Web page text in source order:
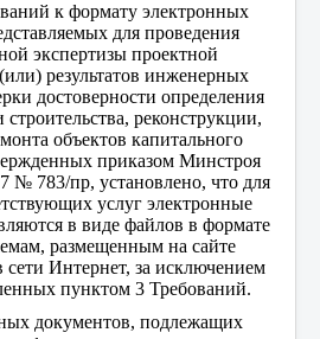
к формату электронных
для проведения
экспертизы проектной
результатов инженерных
достоверности определения
реконструкции,
объектов капитального
приказом Минстроя
№ 783/пр, установлено, что для
услуг электронные
в виде файлов в формате
размещенным на сайте
Интернет, за исключением
пунктом 3 Требований.
документов, подлежащих